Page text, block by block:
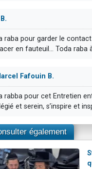
raba pour garder le contact
en fauteuil… Toda raba
Fafouin B.
rabba pour cet Entretien
et serein, s’inspire et
également